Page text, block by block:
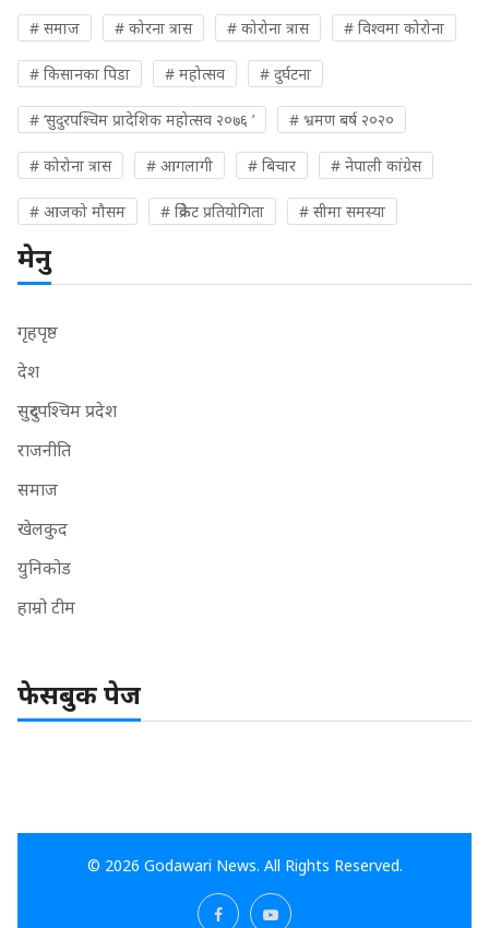
# समाज # कोरना त्रास # कोरोना त्रास # विश्वमा कोरोना
# किसानका पिडा # महोत्सव # दुर्घटना
# ‘सुदुरपश्चिम प्रादेशिक महोत्सव २०७६ ’ # भ्रमण बर्ष २०२०
# कोरोना त्रास # आगलागी # बिचार # नेपाली कांग्रेस
# आजको मौसम # क्रिकेट प्रतियोगिता # सीमा समस्या
मेनु
गृहपृष्ठ
देश
सुदुरपश्चिम प्रदेश
राजनीति
समाज
खेलकुद
युनिकोड
हाम्रो टीम
फेसबुक पेज
© 2026 Godawari News. All Rights Reserved.